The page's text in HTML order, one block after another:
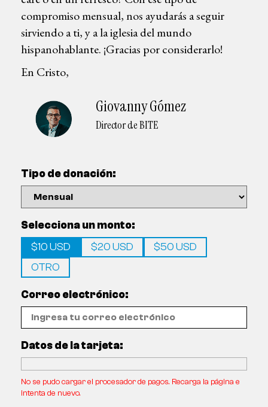
compromiso mensual, nos ayudarás a seguir
sirviendo a ti, y a la iglesia del mundo
hispanohablante. ¡Gracias por considerarlo!
En Cristo,
Giovanny Gómez
Director de BITE
Tipo de donación:
Selecciona un monto:
$10 USD
$20 USD
$50 USD
OTRO
Correo electrónico:
Datos de la tarjeta:
No se pudo cargar el procesador de pagos. Recarga la página e
intenta de nuevo.